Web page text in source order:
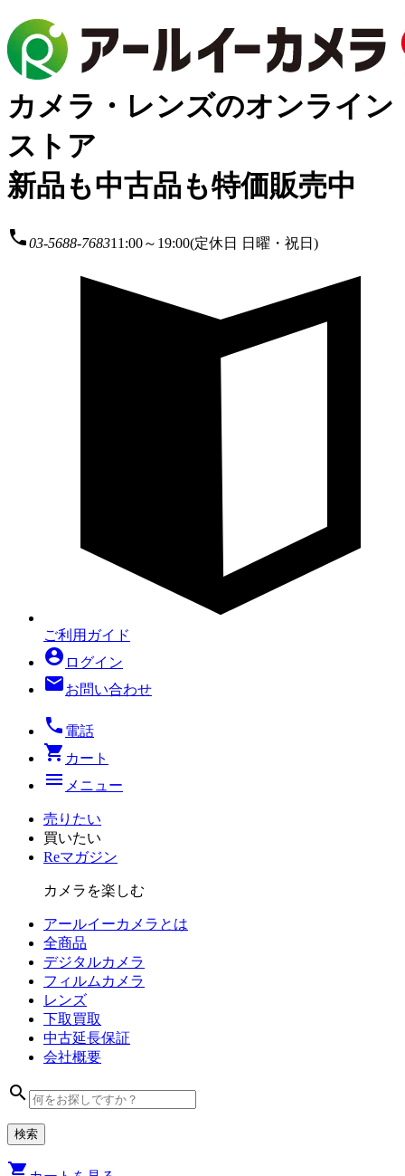
カメラ・レンズのオンライン
ストア
新品も中古品も特価販売中
local_phone03-5688-768311:00～19:00(定休日 日曜・祝日)
ご利用ガイド
account_circle ログイン
mailお問い合わせ
local_phone 電話
shopping_cart カート
menu メニュー
売りたい
買いたい
Reマガジン
カメラを楽しむ
アールイーカメラとは
全商品
デジタルカメラ
フィルム カメラ
レンズ
下取買取
中古延長保証
会社概要
search
shopping_cart